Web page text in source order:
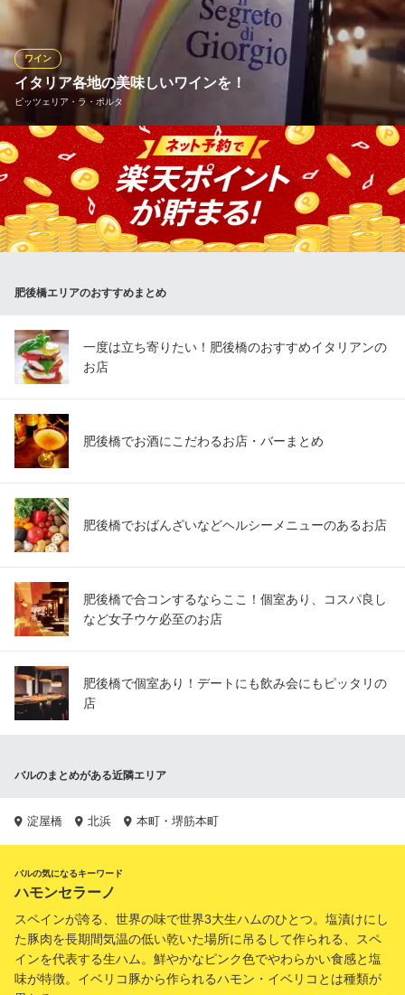
との相性に配慮しており、スタッフが吟味を重ねてワインをセレ
クト。絶妙なマッチングで美味しくお召し上がりいただけるよう
心がけております。ぜひ当店でペアリングコースをご堪能くださ
い。
クイントカント（QUINTOCANTO）
イタリアン
京阪中之島線渡辺橋駅 徒歩2分
大阪府大阪市北区中之島3-6-32 ダイビル本館1F
イタリア各地の美味しいワインを！
ピッツェリア・ラ・ポルタ
ワイン
ラポルタの店主はソムリエール。 お客様のお好みとシーン、勿論
お料理に合わせて美味しいワインをご提案させていただきます。
ラポルタでご用意しているワインは、価格によらず全てワインメ
ーカーさんがこだわって作っている逸品です。 ちょっとした裏話
も良いおつまみに！是非お気軽にご相談くださいませ！！
イタリアンレストラン
大阪府大阪市西区江戸堀1-9-1 肥後橋センタービルB1
肥後橋エリアのおすすめまとめ
一度は立ち寄りたい！肥後橋のおすすめイタリアンの
お店
肥後橋でお酒にこだわるお店・バーまとめ
肥後橋でおばんざいなどヘルシーメニューのあるお店
肥後橋で合コンするならここ！個室あり、コスパ良し
など女子ウケ必至のお店
肥後橋で個室あり！デートにも飲み会にもピッタリの
店
バルのまとめがある近隣エリア
淀屋橋 北浜 本町・堺筋本町
バルの気になるキーワード
ハモンセラーノ
スペインが誇る、世界の味で世界3大生ハムのひとつ。塩漬けにし
た豚肉を長期間気温の低い乾いた場所に吊るして作られる、スペ
インを代表する生ハム。鮮やかなピンク色でやわらかい食感と塩
味が特徴。イベリコ豚から作られるハモン・イベリコとは種類が